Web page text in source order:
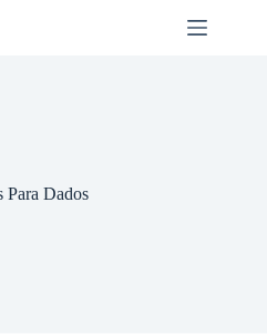
Para Dados